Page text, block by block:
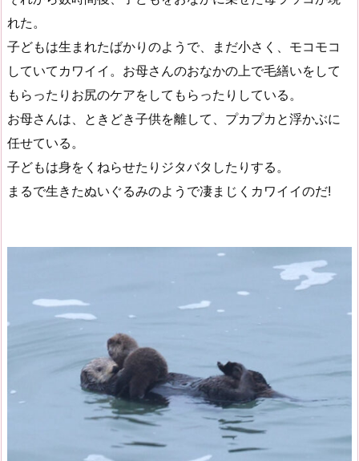
れた。
子どもは生まれたばかりのようで、まだ小さく、モコモコ
していてカワイイ。お母さんのおなかの上で毛繕いをして
もらったりお尻のケアをしてもらったりしている。
お母さんは、ときどき子供を離して、プカプカと浮かぶに
任せている。
子どもは身をくねらせたりジタバタしたりする。
まるで生きたぬいぐるみのようで凄まじくカワイイのだ!